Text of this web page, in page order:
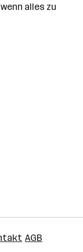
alles zu
AGB